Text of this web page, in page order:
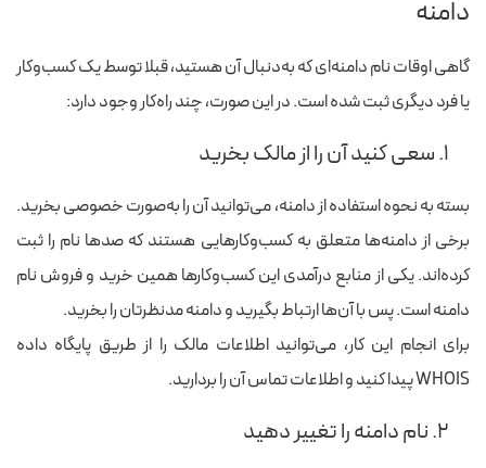
دامنه
گاهی اوقات نام دامنه‌ای که به‌دنبال آن هستید، قبلا توسط یک کسب‌وکار
یا فرد دیگری ثبت شده است. در این صورت، چند راه‌کار وجود دارد:
۱. سعی کنید آن را از مالک بخرید
بسته به نحوه استفاده از دامنه، می‌توانید آن را به‌صورت خصوصی بخرید.
برخی از دامنه‌ها متعلق به کسب‌وکارهایی هستند که صدها نام‌ را ثبت
کرده‌اند. یکی از منابع درآمدی این کسب‌وکارها همین خرید و فروش نام
دامنه است. پس با آن‌ها ارتباط بگیرید و دامنه مدنظرتان را بخرید.
برای انجام این کار، می‌توانید اطلاعات مالک را از طریق پایگاه داده
WHOIS پیدا کنید و اطلاعات تماس آن را بردارید.
۲. نام دامنه را تغییر دهید